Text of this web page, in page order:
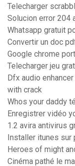
Telecharger
Solucion error 204
Whatsapp gratuit
Convertir un doc
Google chrome
Telecharger jeu
Dfx audio
with crack
Whos your daddy
Enregistrer vidéo
1.2 avira antivirus
Installer itunes
Heroes of might
Cinéma pathé le